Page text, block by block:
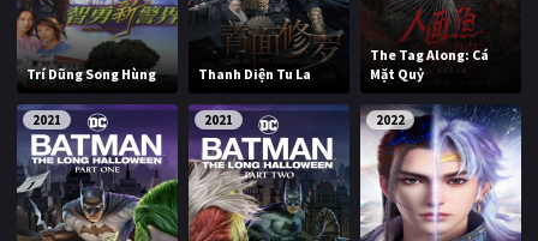
Trí Dũng Song Hùng Thanh Diện Tu La
The Tag Along: Cá
Mặt Quỷ
2021 2021 2022